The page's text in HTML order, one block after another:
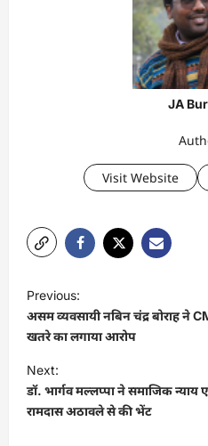
JA
Visit Website
o
s
t
n
a
Previous:
असम व्यवसायी नबिन चंद्र बोराह ने
खतरे का लगाया आरोप
Next:
डॉ. भार्गव मल्लप्पा ने समाजिक न्याय
रामदास अठावले से की भेंट